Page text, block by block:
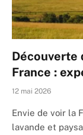
Découverte
France :
12 mai 2026
Envie de voir la
lavande et